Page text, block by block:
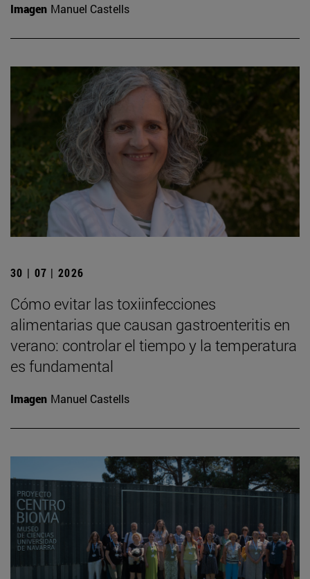
Imagen Manuel Castells
30 | 07 | 2026
Cómo evitar las toxiinfecciones
alimentarias que causan gastroenteritis en
verano: controlar el tiempo y la temperatura
es fundamental
Imagen Manuel Castells